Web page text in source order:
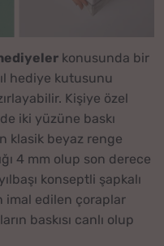
konusunda bir
hediye kutusunu
Kişiye özel
iki yüzüne baskı
klasik beyaz renge
4 mm olup son derece
konseptli şapkalı
imal edilen çoraplar
baskısı canlı olup